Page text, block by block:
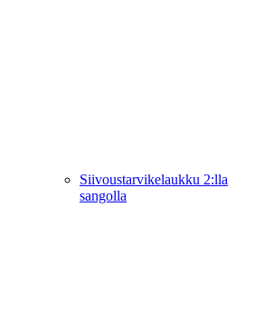
Siivoustarvikelaukku 2:lla
sangolla